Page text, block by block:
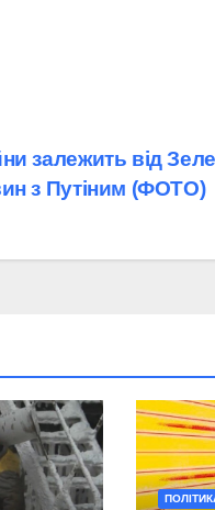
залежить від
з Путіним (ФОТО)